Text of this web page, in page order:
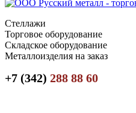
Стеллажи
Торговое оборудование
Складское оборудование
Металлоизделия на заказ
+7 (342) 288 88 60